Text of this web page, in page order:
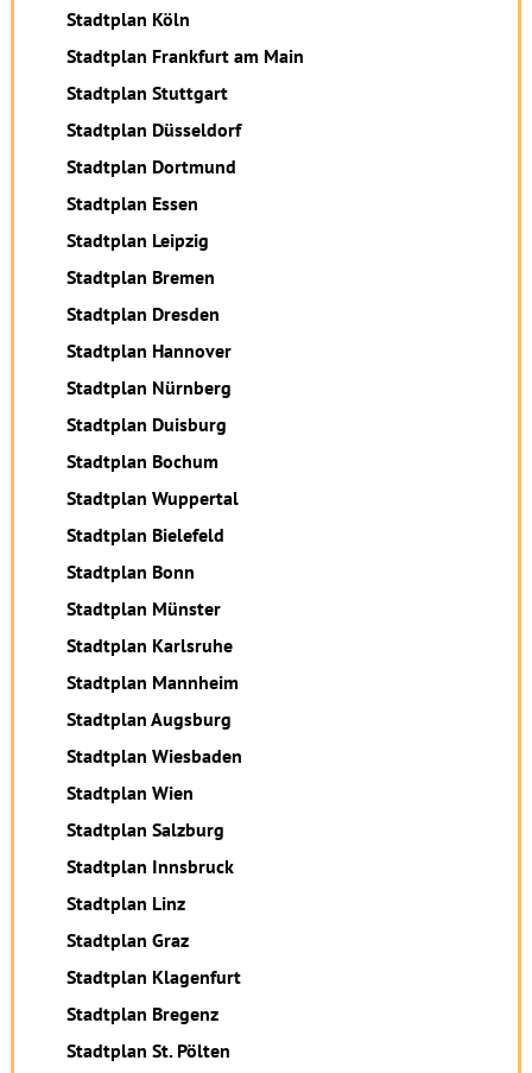
Stadtplan Köln
Stadtplan Frankfurt am Main
Stadtplan Stuttgart
Stadtplan Düsseldorf
Stadtplan Dortmund
Stadtplan Essen
Stadtplan Leipzig
Stadtplan Bremen
Stadtplan Dresden
Stadtplan Hannover
Stadtplan Nürnberg
Stadtplan Duisburg
Stadtplan Bochum
Stadtplan Wuppertal
Stadtplan Bielefeld
Stadtplan Bonn
Stadtplan Münster
Stadtplan Karlsruhe
Stadtplan Mannheim
Stadtplan Augsburg
Stadtplan Wiesbaden
Stadtplan Wien
Stadtplan Salzburg
Stadtplan Innsbruck
Stadtplan Linz
Stadtplan Graz
Stadtplan Klagenfurt
Stadtplan Bregenz
Stadtplan St. Pölten